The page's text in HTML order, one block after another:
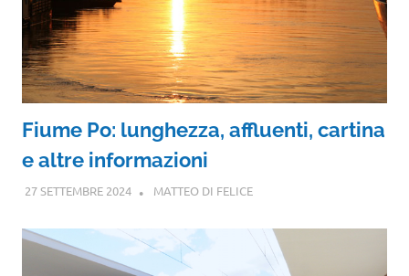
Fiume Po: lunghezza, affluenti, cartina
e altre informazioni
27 SETTEMBRE 2024 MATTEO DI FELICE